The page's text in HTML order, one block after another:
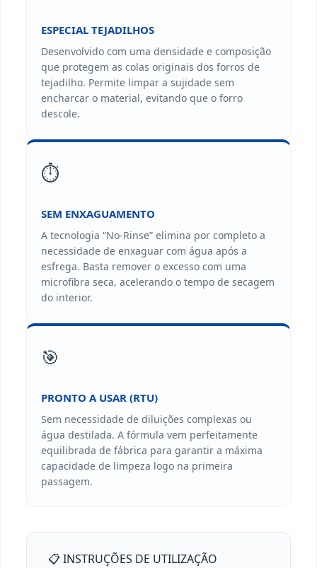
ESPECIAL TEJADILHOS
Desenvolvido com uma densidade e composição
que protegem as colas originais dos forros de
tejadilho. Permite limpar a sujidade sem
encharcar o material, evitando que o forro
descole.
⏱️
SEM ENXAGUAMENTO
A tecnologia “No-Rinse” elimina por completo a
necessidade de enxaguar com água após a
esfrega. Basta remover o excesso com uma
microfibra seca, acelerando o tempo de secagem
do interior.
🎯
PRONTO A USAR (RTU)
Sem necessidade de diluições complexas ou
água destilada. A fórmula vem perfeitamente
equilibrada de fábrica para garantir a máxima
capacidade de limpeza logo na primeira
passagem.
📋 INSTRUÇÕES DE UTILIZAÇÃO